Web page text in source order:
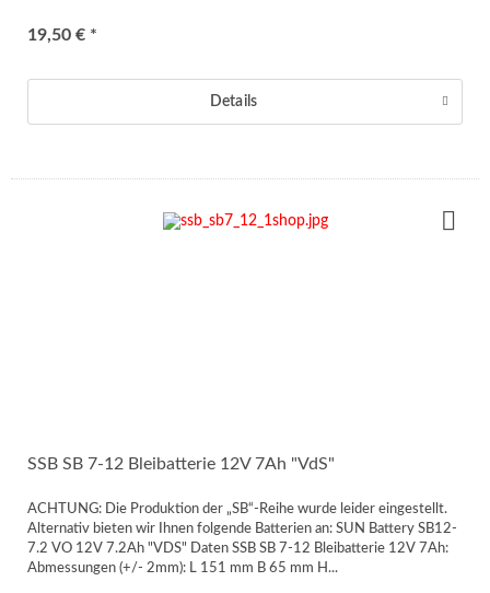
19,50 € *
Details
SSB SB 7-12 Bleibatterie 12V 7Ah "VdS"
ACHTUNG: Die Produktion der „SB“-Reihe wurde leider eingestellt.
Alternativ bieten wir Ihnen folgende Batterien an: SUN Battery SB12-
7.2 VO 12V 7.2Ah "VDS" Daten SSB SB 7-12 Bleibatterie 12V 7Ah:
Abmessungen (+/- 2mm): L 151 mm B 65 mm H...